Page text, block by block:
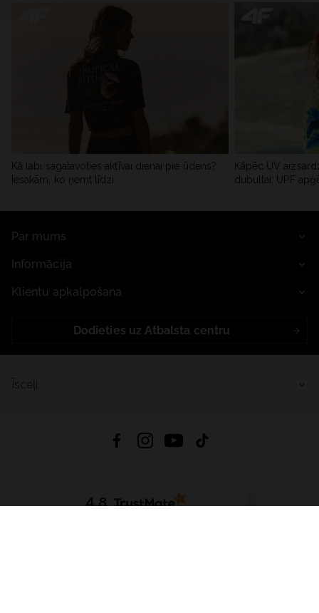
Kā labi sagatavoties aktīvai dienai pie ūdens?
Iesakām, ko ņemt līdzi
Kāpēc UV
dubultai: UPF
Par mums
Informācija
Klientu apkalpošana
Dodieties uz Atbalsta centru
4.8